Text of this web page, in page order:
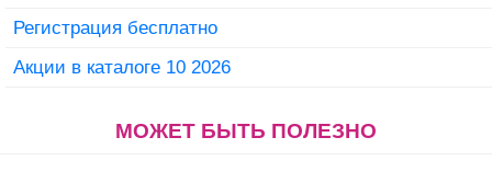
Регистрация бесплатно
Акции в каталоге 10 2026
МОЖЕТ БЫТЬ ПОЛЕЗНО